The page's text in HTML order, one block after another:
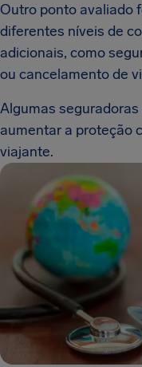
Outro ponto avaliado
diferentes níveis de
adicionais, como
ou cancelamento de
Algumas
aumentar a proteção
viajante.